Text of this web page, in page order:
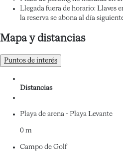
Llegada fuera de horario: Llaves
la reserva se abona al día
Mapa y distancias
Puntos de interés
Distancias
Playa de arena - Playa Levante
0 m
Campo de Golf